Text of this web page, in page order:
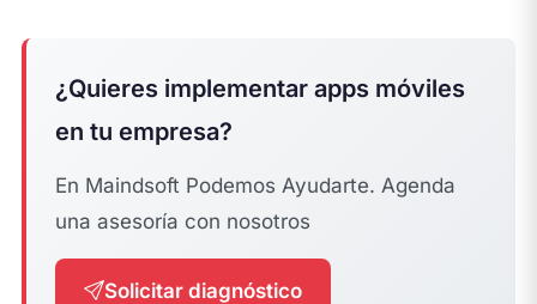
¿Quieres implementar apps móviles
en tu empresa?
En Maindsoft Podemos Ayudarte. Agenda
una asesoría con nosotros
Solicitar diagnóstico